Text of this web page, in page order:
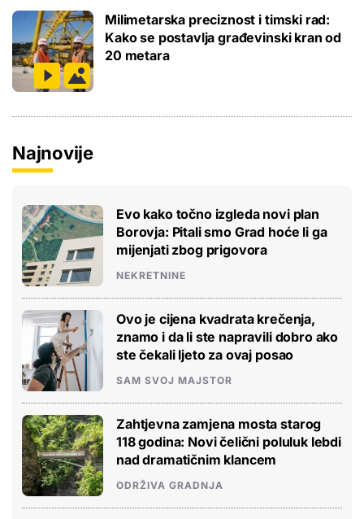
Milimetarska preciznost i timski rad:
Kako se postavlja građevinski kran od
20 metara
Najnovije
Evo kako točno izgleda novi plan
Borovja: Pitali smo Grad hoće li ga
mijenjati zbog prigovora
NEKRETNINE
Ovo je cijena kvadrata krečenja,
znamo i da li ste napravili dobro ako
ste čekali ljeto za ovaj posao
SAM SVOJ MAJSTOR
Zahtjevna zamjena mosta starog
118 godina: Novi čelični poluluk lebdi
nad dramatičnim klancem
ODRŽIVA GRADNJA